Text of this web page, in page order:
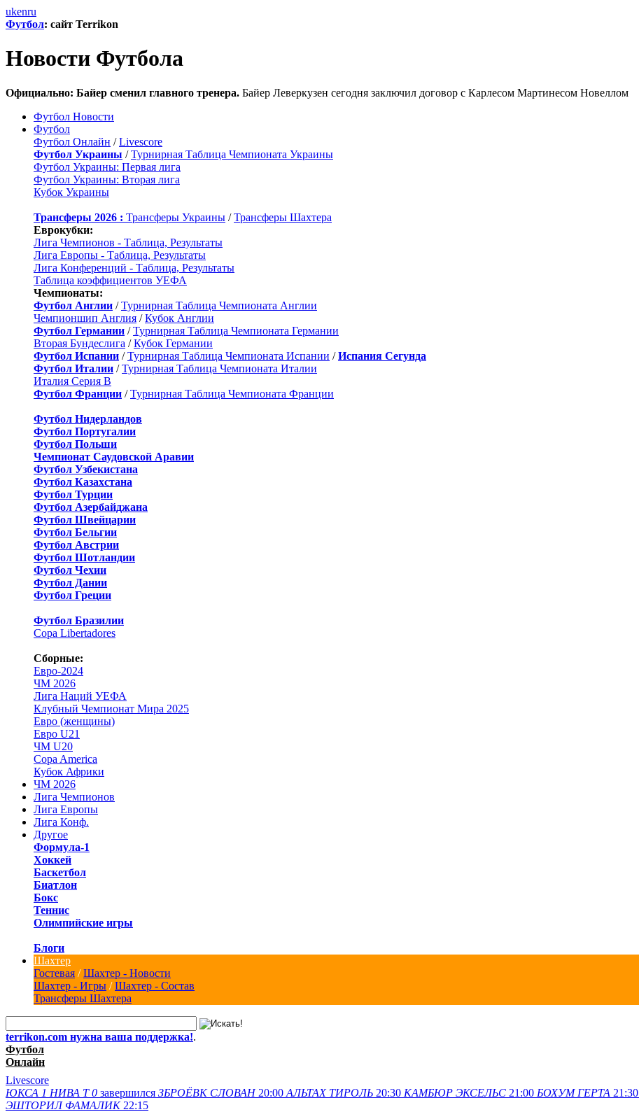
ukenru
Футбол: сайт Terrikon
Новости Футбола
Официально: Байер сменил главного тренера. Байер Леверкузен сегодня заключил договор с Карлесом Мартинесом Новеллом
Футбол Новости
Футбол
Футбол Онлайн /Livescore
Футбол Украины /Турнирная Таблица Чемпионата Украины
Футбол Украины: Первая лига
Футбол Украины: Вторая лига
Кубок Украины
Трансферы 2026 : Трансферы Украины /Трансферы Шахтера
Еврокубки:
Лига Чемпионов - Таблица, Результаты
Лига Европы - Таблица, Результаты
Лига Конференций - Таблица, Результаты
Таблица коэффициентов УЕФА
Чемпионаты:
Футбол Англии /Турнирная Таблица Чемпионата Англии
Чемпионшип Англия /Кубок Англии
Футбол Германии /Турнирная Таблица Чемпионата Германии
Вторая Бундеслига /Кубок Германии
Футбол Испании /Турнирная Таблица Чемпионата Испании /Испания Сегунда
Футбол Италии /Турнирная Таблица Чемпионата Италии
Италия Серия B
Футбол Франции /Турнирная Таблица Чемпионата Франции
Футбол Нидерландов
Футбол Португалии
Футбол Польши
Чемпионат Саудовской Аравии
Футбол Узбекистана
Футбол Казахстана
Футбол Турции
Футбол Азербайджана
Футбол Швейцарии
Футбол Бельгии
Футбол Австрии
Футбол Шотландии
Футбол Чехии
Футбол Дании
Футбол Греции
Футбол Бразилии
Copa Libertadores
Сборные:
Евро-2024
ЧМ 2026
Лига Наций УЕФА
Клубный Чемпионат Мира 2025
Евро (женщины)
Евро U21
ЧМ U20
Copa America
Кубок Африки
ЧМ 2026
Лига Чемпионов
Лига Европы
Лига Конф.
Другое
Формула-1
Хоккей
Баскетбол
Биатлон
Бокс
Теннис
Олимпийские игры
Блоги
Шахтер
Гостевая /Шахтер - Новости
Шахтер - Игры /Шахтер - Состав
Трансферы Шахтера
terrikon.com нужна ваша поддержка!.
Футбол
Онлайн
Livescore
ЮКСА 1 НИВА Т 0 завершился ЗБРОЁВК СЛОВАН 20:00 АЛЬТАХ ТИРОЛЬ 20:30 КАМБЮР ЭКСЕЛЬС 21:00 БОХУМ ГЕРТА 21:30
ЭШТОРИЛ ФАМАЛИК 22:15